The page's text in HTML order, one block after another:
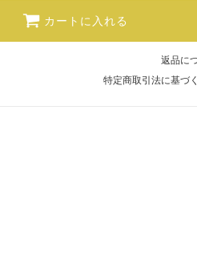
カートに入れる
返品に
特定商取引法に基づ